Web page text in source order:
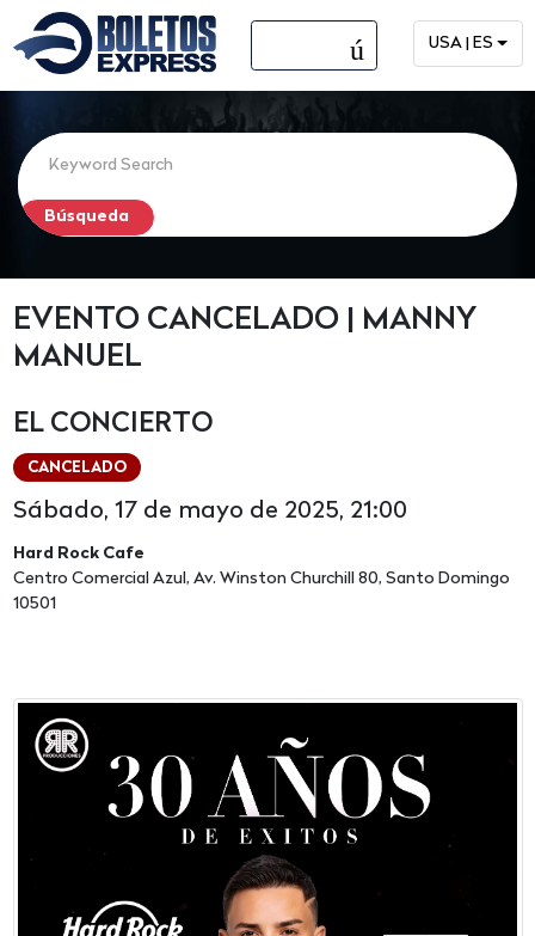
menú USA | ES
EVENTO CANCELADO | MANNY
MANUEL
EL CONCIERTO
CANCELADO
Sábado, 17 de mayo de 2025, 21:00
Hard Rock Cafe
Centro Comercial Azul, Av. Winston Churchill 80, Santo Domingo
10501